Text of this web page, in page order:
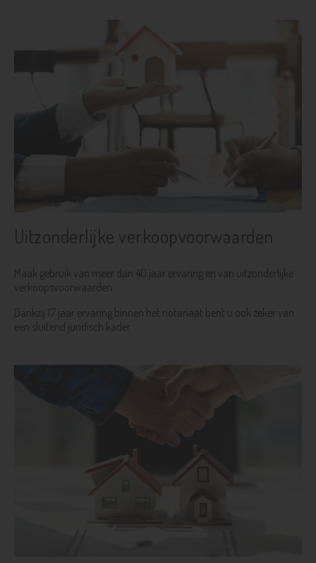
Uitzonderlijke verkoopvoorwaarden
Maak gebruik van meer dan 40 jaar ervaring en van uitzonderlijke
verkoopsvoorwaarden.
Dankzij 17 jaar ervaring binnen het notariaat bent u ook zeker van
een sluitend juridisch kader.